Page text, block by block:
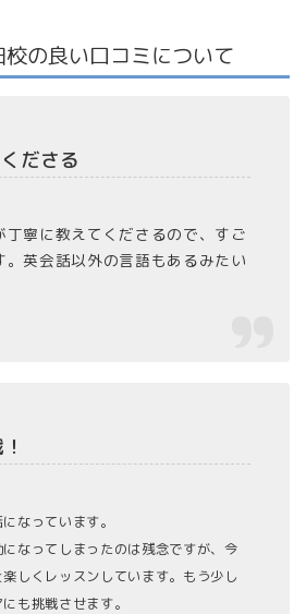
校の良い口コミについて
ださる
丁寧に教えてくださるので、すご
。英会話以外の言語もあるみたい
なっています。
なってしまったのは残念ですが、今
しくレッスンしています。もう少し
も挑戦させます。